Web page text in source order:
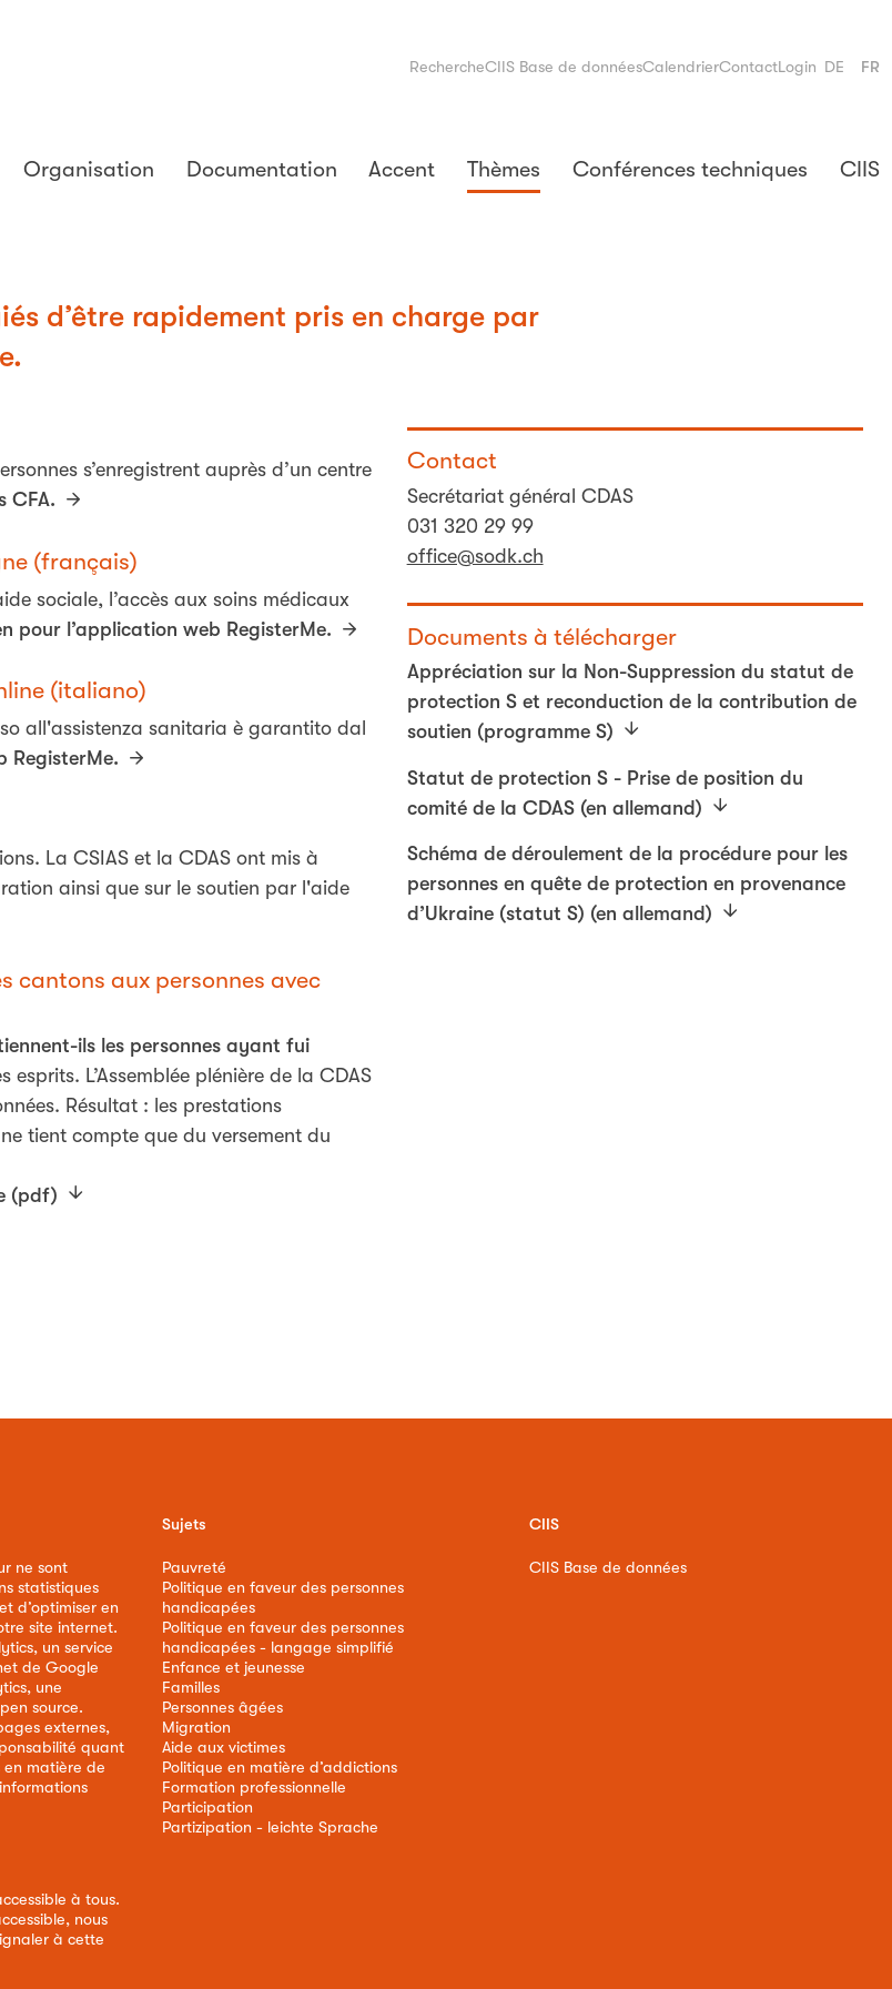
RechercheCIIS Base de donnéesCalendrierContactLogin DE FR
Organisation Documentation Accent Thèmes Conférences techniques CIIS
d’être rapidement pris en charge par
s’enregistrent auprès d’un centre
CFA.
(français)
sociale, l’accès aux soins médicaux
pour l’application web RegisterMe.
(italiano)
all'assistenza sanitaria è garantito dal
RegisterMe.
La CSIAS et la CDAS ont mis à
ainsi que sur le soutien par l'aide
cantons aux personnes avec
ils les personnes ayant fui
L’Assemblée plénière de la CDAS
Résultat : les prestations
tient compte que du versement du
(pdf)
Contact
Secrétariat général CDAS
031 320 29 99
office@sodk.ch
Documents à télécharger
Appréciation sur la Non-Suppression du statut de
protection S et reconduction de la contribution de
soutien (programme S)
Statut de protection S - Prise de position du
comité de la CDAS (en allemand)
Schéma de déroulement de la procédure pour les
personnes en quête de protection en provenance
d’Ukraine (statut S) (en allemand)
ne sont
statistiques
d’optimiser en
site internet.
un service
de Google
une
source.
externes,
quant
matière de
à tous.
nous
à cette
Sujets
Pauvreté
Politique en faveur des personnes
handicapées
Politique en faveur des personnes
handicapées - langage simplifié
Enfance et jeunesse
Familles
Personnes âgées
Migration
Aide aux victimes
Politique en matière d’addictions
Formation professionnelle
Participation
Partizipation - leichte Sprache
CIIS
CIIS Base de données